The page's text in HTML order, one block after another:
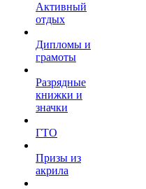
Активный
отдых
Дипломы и
грамоты
Разрядные
книжки и
значки
ГТО
Призы из
акрила